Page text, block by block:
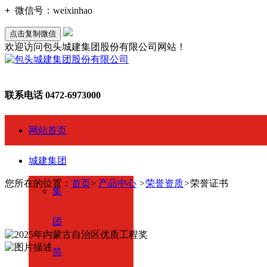
+ 微信号： weixinhao
点击复制微信
欢迎访问包头城建集团股份有限公司网站！
联系电话0472-6973000
网站首页
城建集团
集
团
简
您所在的位置： 首页> 产品中心 >荣誉资质>荣誉证书